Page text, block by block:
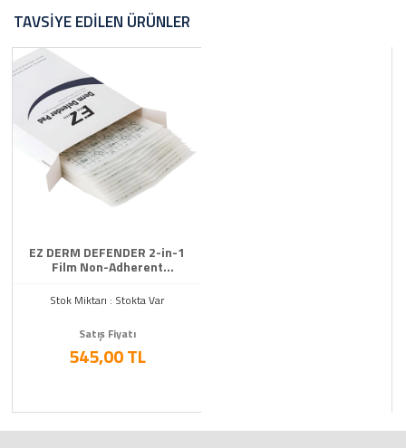
TAVSIYE EDILEN ÜRÜNLER
EZ DERM DEFENDER 2-in-1
Film Non-Adherent
Sonrasi Koruyucu Bant Film
- 15 cm x 20 cm - 20 Adet
Stok Miktarı : Stokta Var
Satış Fiyatı
545,00 TL